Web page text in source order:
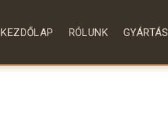
KEZDŐLAP RÓLUNK GYÁRTÁS